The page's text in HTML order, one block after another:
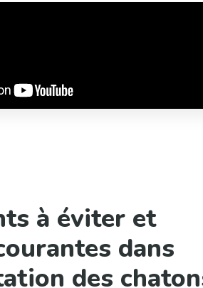
à éviter et
dans
des